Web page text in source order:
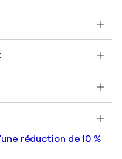
réduction de 10 %